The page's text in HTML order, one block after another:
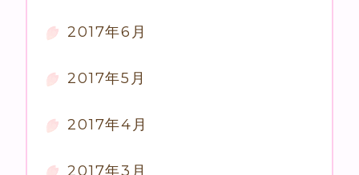
2017年6月
2017年5月
2017年4月
2017年3月